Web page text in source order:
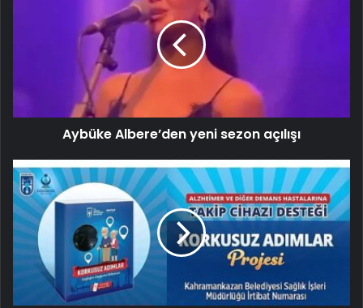
Aybüke Albere’den yeni sezon açılışı